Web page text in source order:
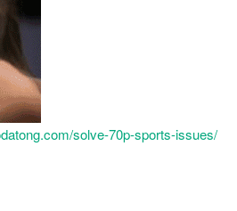
solve-70p-sports-issues/